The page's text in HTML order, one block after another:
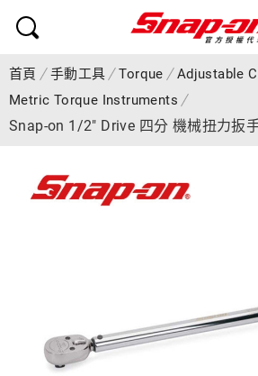
首頁 手動工具 Torque
Adjustable
Metric Torque Instruments
Snap-on 1/2" Drive 四分 機械扭力扳